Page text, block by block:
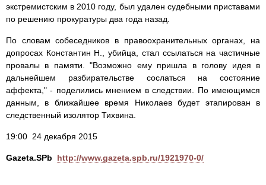
экстремистским в 2010 году, был удален судебными приставами
по решению прокуратуры два года назад.
По словам собеседников в правоохранительных органах, на
допросах Константин Н., убийца, стал ссылаться на частичные
провалы в памяти. "Возможно ему пришла в голову идея в
дальнейшем разбирательстве сослаться на состояние
аффекта," - поделились мнением в следствии. По имеющимся
данным, в ближайшее время Николаев будет этапирован в
следственный изолятор Тихвина.
19:00 24 декабря 2015
Gazeta.SPb http://www.gazeta.spb.ru/1921970-0/